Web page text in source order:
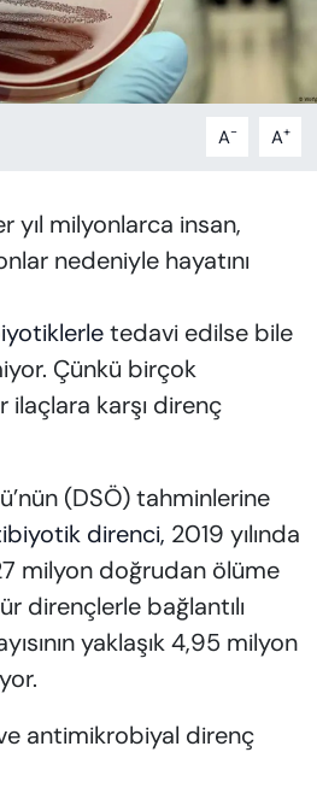
A- A+
yıl milyonlarca insan,
nedeniyle hayatını
tedavi edilse bile
Çünkü birçok
karşı direnç
(DSÖ) tahminlerine
direnci, 2019 yılında
milyon doğrudan ölüme
dirençlerle bağlantılı
yaklaşık 4,95 milyon
antimikrobiyal direnç
HABERLERİ